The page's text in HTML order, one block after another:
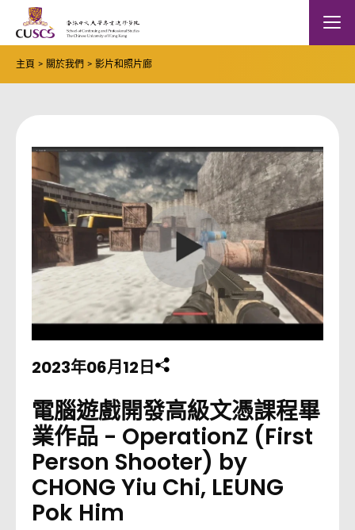
Skip to main content
The Chinese Univeristy of hong Kong Mobile
主頁 關於我們 影片和照片廊
2023年06月12日 分享此頁至
電腦遊戲開發高級文憑課程畢
業作品 - OperationZ (First
Person Shooter) by
CHONG Yiu Chi, LEUNG
Pok Him